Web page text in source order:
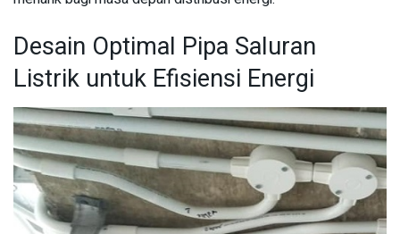
Desain Optimal Pipa Saluran
Listrik untuk Efisiensi Energi